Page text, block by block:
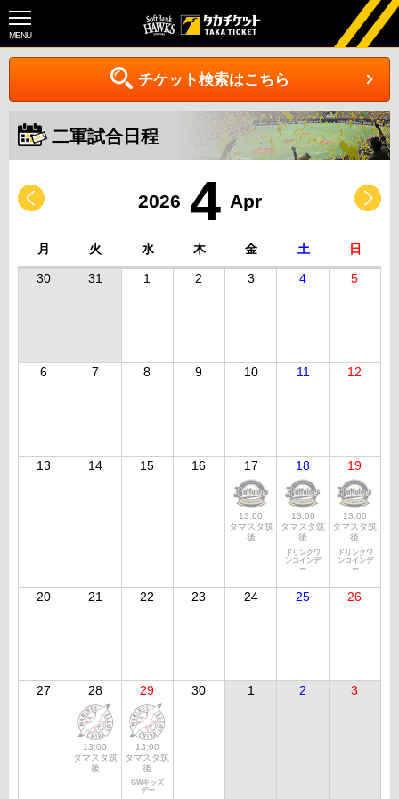
MENU
チケット検索はこちら
二軍試合日程
2026 4 Apr
月
30
火
31
水
1
木
2
金
3
土
4
日
5
6 7 8 9 10 11 12
13 14 15 16 17
13:00
タマスタ筑
後
18
13:00
タマスタ筑
後
ドリンクワ
ンコインデ
ー
19
13:00
タマスタ筑
後
ドリンクワ
ンコインデ
ー
20 21 22 23 24 25 26
27 28
13:00
タマスタ筑
後
29
13:00
タマスタ筑
後
GWキッズ
デー
30 1 2 3